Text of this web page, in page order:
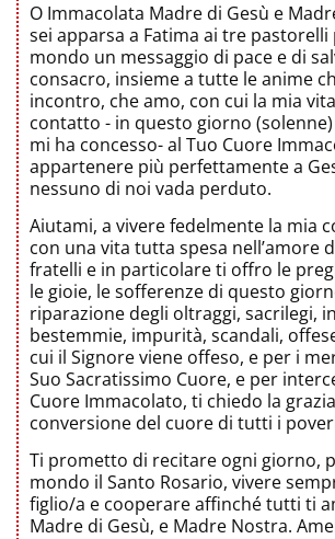
O Immacolata Madre di Gesù e
sei apparsa a Fatima ai tre pastorelli
mondo un messaggio di pace e di
consacro, insieme a tutte le anime
incontro, che amo, con cui la mia
contatto - in questo giorno
mi ha concesso- al Tuo Cuore
appartenere più perfettamente a
nessuno di noi vada perduto.
Aiutami, a vivere fedelmente la mia
con una vita tutta spesa nell’amore
fratelli e in particolare ti offro le
le gioie, le sofferenze di questo
riparazione degli oltraggi, sacrilegi,
bestemmie, impurità, scandali,
cui il Signore viene offeso, e per i
Suo Sacratissimo Cuore, e per
Cuore Immacolato, ti chiedo la
conversione del cuore di tutti i
Ti prometto di recitare ogni giorno,
mondo il Santo Rosario, vivere
figlio/a e cooperare affinché tutti ti
Madre di Gesù, e Madre Nostra.